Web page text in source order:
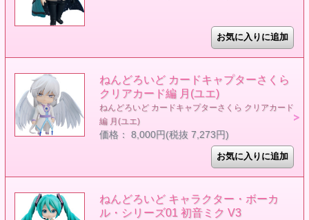
ねんどろいど カードキャプターさくら
クリアカード編 月(ユエ)
ねんどろいど カードキャプターさくら クリアカード
編 月(ユエ)
価格： 8,000円(税抜 7,273円)
ねんどろいど キャラクター・ボーカ
ル・シリーズ01 初音ミク V3